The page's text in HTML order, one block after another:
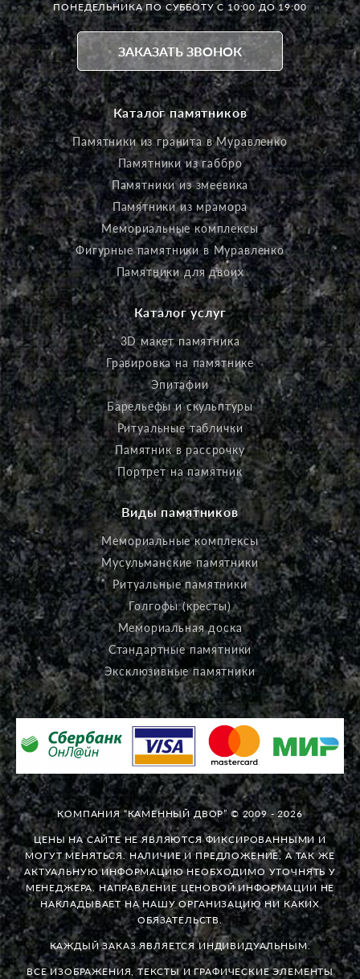
ПОНЕДЕЛЬНИКА ПО СУББОТУ С 10:00 ДО 19:00
ЗАКАЗАТЬ ЗВОНОК
Каталог памятников
Памятники из гранита в Муравленко
Памятники из габбро
Памятники из змеевика
Памятники из мрамора
Мемориальные комплексы
Фигурные памятники в Муравленко
Памятники для двоих
Каталог услуг
3D макет памятника
Гравировка на памятнике
Эпитафии
Барельефы и скульптуры
Ритуальные таблички
Памятник в рассрочку
Портрет на памятник
Виды памятников
Мемориальные комплексы
Мусульманские памятники
Ритуальные памятники
Голгофы (кресты)
Мемориальная доска
Стандартные памятники
Эксклюзивные памятники
КОМПАНИЯ “КАМЕННЫЙ ДВОР” © 2009 - 2026
ЦЕНЫ НА САЙТЕ НЕ ЯВЛЯЮТСЯ ФИКСИРОВАННЫМИ И
МОГУТ МЕНЯТЬСЯ. НАЛИЧИЕ И ПРЕДЛОЖЕНИЕ, А ТАК ЖЕ
АКТУАЛЬНУЮ ИНФОРМАЦИЮ НЕОБХОДИМО УТОЧНЯТЬ У
МЕНЕДЖЕРА. НАПРАВЛЕНИЕ ЦЕНОВОЙ ИНФОРМАЦИИ НЕ
НАКЛАДЫВАЕТ НА НАШУ ОРГАНИЗАЦИЮ НИ КАКИХ
ОБЯЗАТЕЛЬСТВ.
КАЖДЫЙ ЗАКАЗ ЯВЛЯЕТСЯ ИНДИВИДУАЛЬНЫМ.
ВСЕ ИЗОБРАЖЕНИЯ, ТЕКСТЫ И ГРАФИЧЕСКИЕ ЭЛЕМЕНТЫ